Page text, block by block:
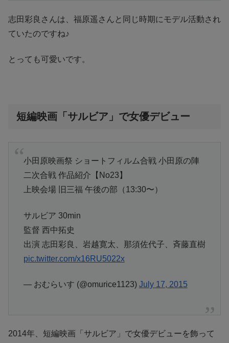
志田彩良さんは、福原遥さんと同じ時期にモデル活動され
ていたのですね♪
とっても可愛いです。
短編映画「サルビア」で女優デビュー
小田原映画祭 ショートフィルム合戦 小田原の陣
二次合戦 作品紹介【No23】
上映会場 旧三福 午後の部（13:30〜）
サルビア 30min
監督 西中拓史
出演 志田彩良、岩越寛太、那須佐代子、斉藤直樹
pic.twitter.com/x16RU5022x
— おむらいす (@omurice1123) July 17, 2015
2014年、短編映画「サルビア」で女優デビューを飾って